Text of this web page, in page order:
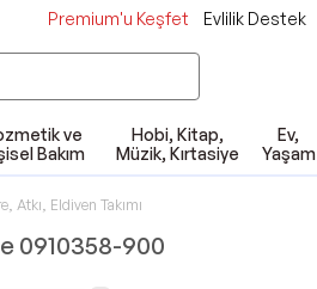
Premium'u Keşfet Evlilik Destek
ve
Bakım
Hobi, Kitap,
Müzik, Kırtasiye
Ev,
Yaşam
Atkı, Eldiven Takımı
0910358-900